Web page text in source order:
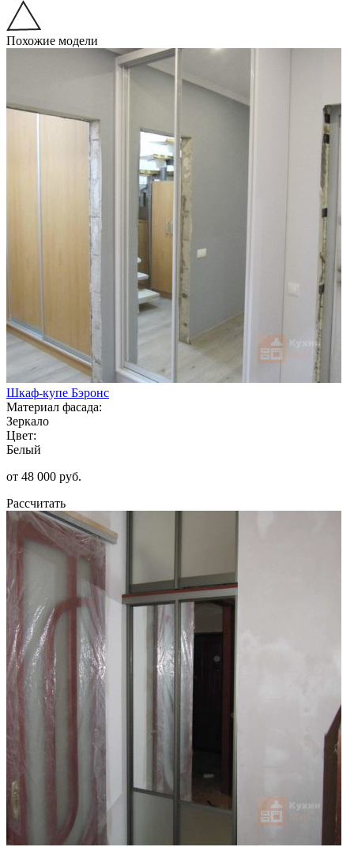
Похожие модели
Шкаф-купе Бэронс
Материал фасада:
Зеркало
Цвет:
Белый
от 48 000 руб.
Рассчитать